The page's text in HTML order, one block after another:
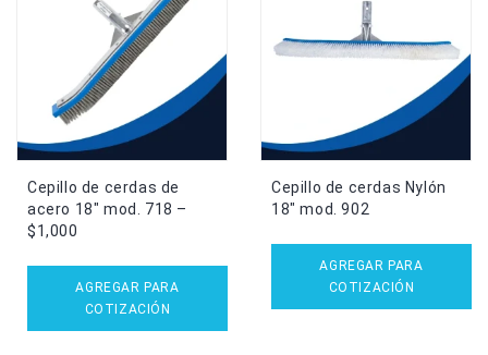
Cepillo de cerdas de
acero 18″ mod. 718 –
$1,000
AGREGAR PARA
COTIZACIÓN
Cepillo de cerdas Nylón
18″ mod. 902
AGREGAR PARA
COTIZACIÓN